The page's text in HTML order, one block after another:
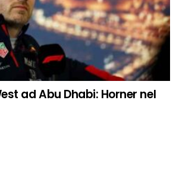
ad Abu Dhabi: Horner nel